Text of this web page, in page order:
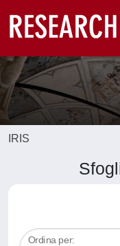
IRIS
Ordina per: